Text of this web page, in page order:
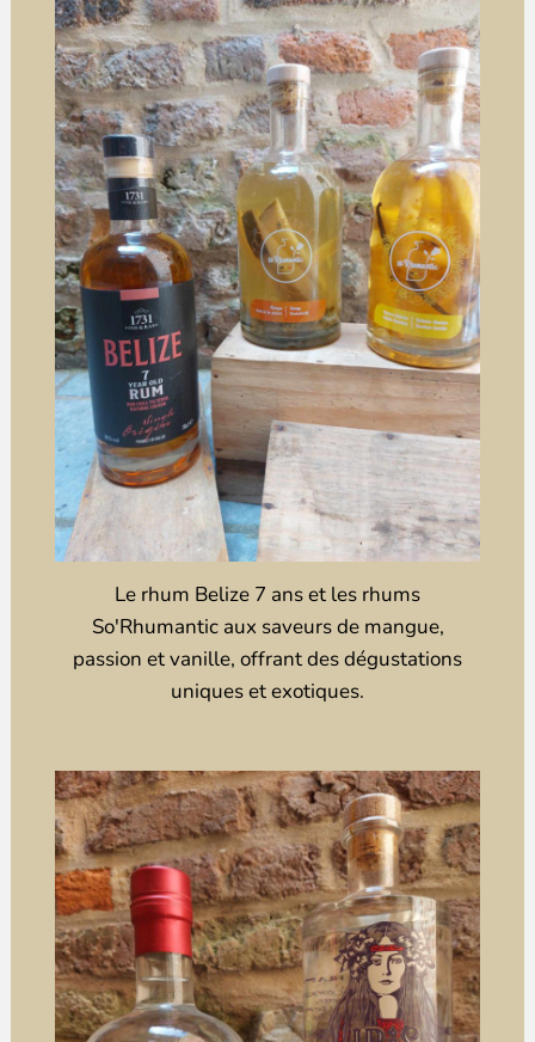
Le rhum Belize 7 ans et les rhums
So'Rhumantic aux saveurs de mangue,
passion et vanille, offrant des dégustations
uniques et exotiques.